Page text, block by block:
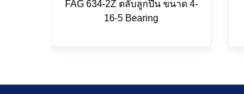
FAG 634-2Z ตลับลูกปืน ขนาด 4-
16-5 Bearing